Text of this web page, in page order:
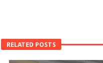
RELATED POSTS